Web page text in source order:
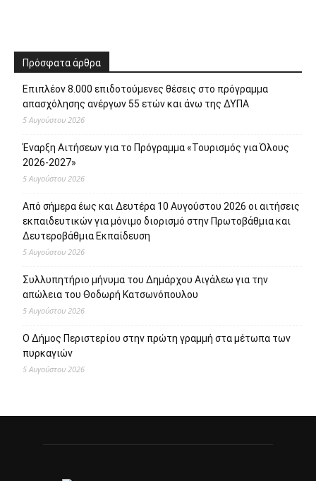
Πρόσφατα άρθρα
Επιπλέον 8.000 επιδοτούμενες θέσεις στο πρόγραμμα
απασχόλησης ανέργων 55 ετών και άνω της ΔΥΠΑ
5 Αυγούστου 2026
Έναρξη Αιτήσεων για το Πρόγραμμα «Τουρισμός για Όλους
2026-2027»
5 Αυγούστου 2026
Από σήμερα έως και Δευτέρα 10 Αυγούστου 2026 οι αιτήσεις
εκπαιδευτικών για μόνιμο διορισμό στην Πρωτοβάθμια και
Δευτεροβάθμια Εκπαίδευση
5 Αυγούστου 2026
Συλλυπητήριο μήνυμα του Δημάρχου Αιγάλεω για την
απώλεια του Θοδωρή Κατσωνόπουλου
5 Αυγούστου 2026
Ο Δήμος Περιστερίου στην πρώτη γραμμή στα μέτωπα των
πυρκαγιών
5 Αυγούστου 2026